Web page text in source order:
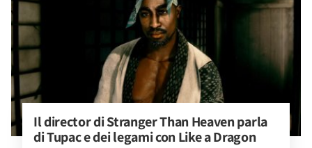
Il director di Stranger Than Heaven parla
di Tupac e dei legami con Like a Dragon